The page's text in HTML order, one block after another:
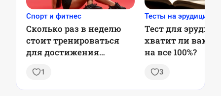
Спорт и фитнес
Сколько раз в неделю
стоит тренироваться
для достижения
рекомендации ученых
1
Тесты на эрудицию
Тест для
хватит ли вам
на все 100%?
3